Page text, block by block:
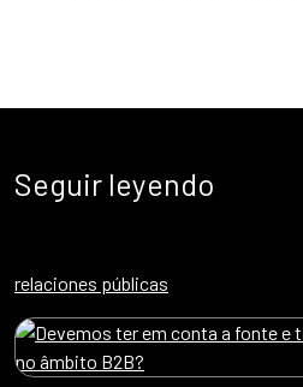
Seguir leyendo
relaciones públicas